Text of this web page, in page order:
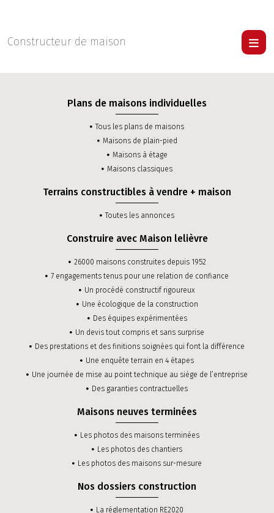
Constructeur de maison
Plans de maisons individuelles
Tous les plans de maisons
Maisons de plain-pied
Maisons à étage
Maisons classiques
Terrains constructibles à vendre + maison
Toutes les annonces
Construire avec Maison lelièvre
26000 maisons construites depuis 1952
7 engagements tenus pour une relation de confiance
Un procédé constructif rigoureux
Une écologique de la construction
Des équipes expérimentées
Un devis tout compris et sans surprise
Des prestations et des finitions soignées qui font la différence
Une enquête terrain en 4 étapes
Une journée de mise au point technique au siège de l’entreprise
Des garanties contractuelles
Maisons neuves terminées
Les photos des maisons terminées
Les photos des chantiers
Les photos des maisons sur-mesure
Nos dossiers construction
La réglementation RE2020